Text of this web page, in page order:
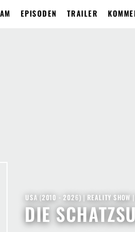
EPISODEN TRAILER
DIE
USA (2010 - 2026) | REALITY SHOW